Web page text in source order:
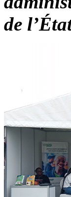
de